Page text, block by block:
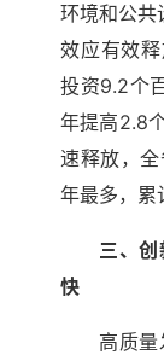
环境和公共
效应有效
投资9.2个
年提高2.8
速释放，
年最多，累
三、
快
高质